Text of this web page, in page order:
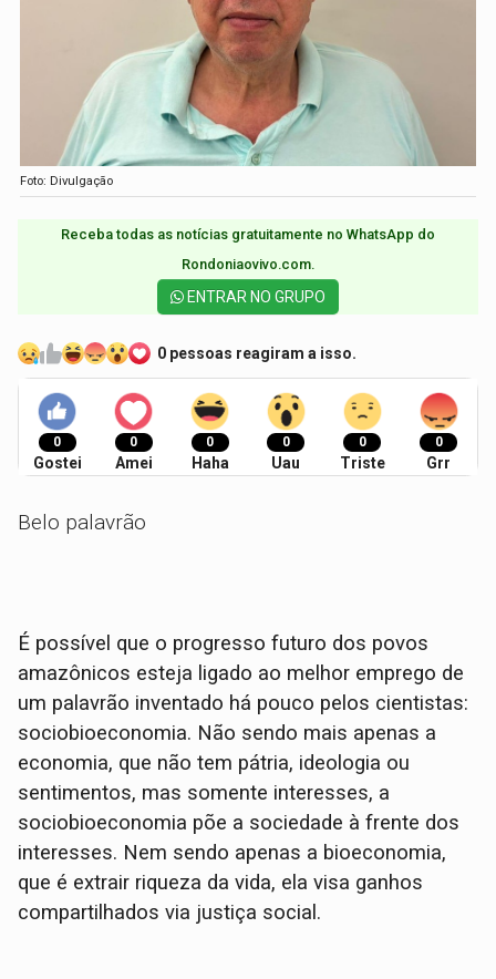
Foto: Divulgação
Receba todas as notícias gratuitamente no WhatsApp do
Rondoniaovivo.com.​
ENTRAR NO GRUPO
0 pessoas reagiram a isso.
0
Gostei
0
Amei
0
Haha
0
Uau
0
Triste
0
Grr
Belo palavrão
É possível que o progresso futuro dos povos
amazônicos esteja ligado ao melhor emprego de
um palavrão inventado há pouco pelos cientistas:
sociobioeconomia. Não sendo mais apenas a
economia, que não tem pátria, ideologia ou
sentimentos, mas somente interesses, a
sociobioeconomia põe a sociedade à frente dos
interesses. Nem sendo apenas a bioeconomia,
que é extrair riqueza da vida, ela visa ganhos
compartilhados via justiça social.